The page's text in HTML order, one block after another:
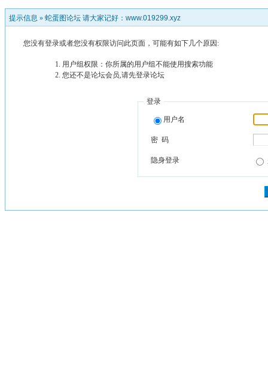
提示信息 » 蛇蛋图论坛 请大家记好：www.019299.xyz
您没有登录或者您没有权限访问此页面，可能有如下几个原因:
用户组权限：你所属的用户组不能使用搜索功能
您还不是论坛会员,请先登录论坛
登录
用户名
密 码
隐身登录